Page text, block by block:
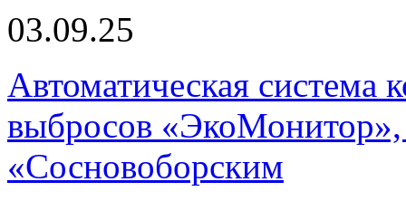
03.09.25
Автоматическая
выбросов «ЭкоМонитор»,
«Сосновоборским